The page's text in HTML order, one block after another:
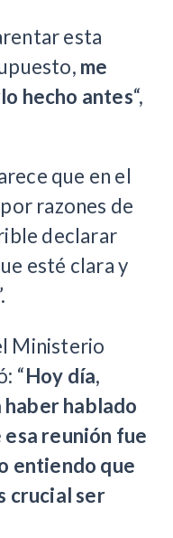
esta
me
hecho antes“,
que en el
razones de
declarar
esté clara y
Ministerio
“Hoy día,
hablado
reunión fue
entiendo que
crucial ser